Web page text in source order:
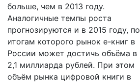
больше, чем в 2013 году.
Аналогичные темпы роста
прогнозируются и в 2015 году, по
итогам которого рынок е-книг в
России может достичь объёма в
2,1 миллиарда рублей. При этом
объём рынка цифровой книги в